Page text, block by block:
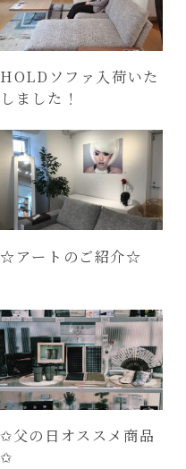
HOLDソファ入荷いた
しました！
☆アートのご紹介☆
✩父の日オススメ商品
✩